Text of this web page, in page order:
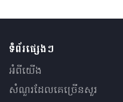
ទំព័រផ្សេងៗ
អំពីយើង
សំណួរ​ដែលគេ​ច្រើន​សួរ